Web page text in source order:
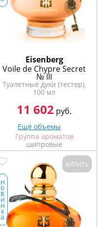
Eisenberg
Voile de Chypre Secret
№ III
Туалетные духи (тестер),
100 мл
11 602 руб.
Ещё объемы
Группа ароматов
шипровые
КУПИТЬ
н
о
в
и
н
к
а